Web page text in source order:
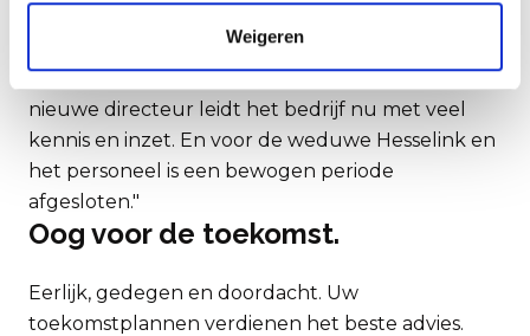
Weigeren
Rembrandt heeft haar werkzaamheden, passend
bij de situatie, uiterst efficiënt uitgevoerd. De
nieuwe directeur leidt het bedrijf nu met veel
kennis en inzet. En voor de weduwe Hesselink en
het personeel is een bewogen periode
afgesloten."
Oog voor de toekomst.
Eerlijk, gedegen en doordacht. Uw
toekomstplannen verdienen het beste advies.